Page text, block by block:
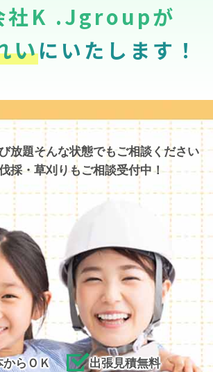
社K .Jgroupが
いにいたします！
放題そんな状態でもご相談ください
採・草刈りもご相談受付中！
らＯＫ
出張見積無料